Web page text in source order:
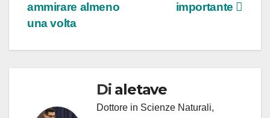
importante
ammirare almeno
una volta
Di aletave
Dottore in Scienze Naturali,